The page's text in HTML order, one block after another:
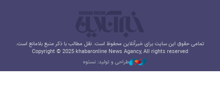
تمامی حقوق این سایت برای خبرآنلاین محفوظ است. نقل مطالب با ذکر منبع بلامانع است.
Copyright © 2025 khabaronline News Agancy, All rights reserved
طراحی و تولید: نستوه